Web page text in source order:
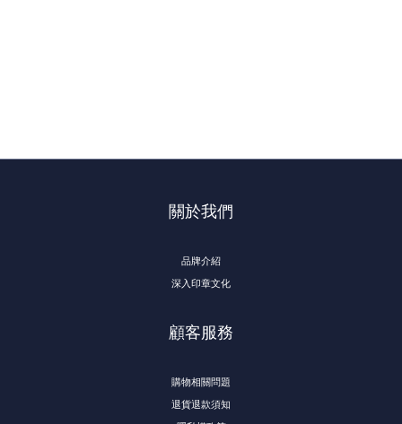
關於我們
品牌介紹
深入印章文化
顧客服務
購物相關問題
退貨退款須知